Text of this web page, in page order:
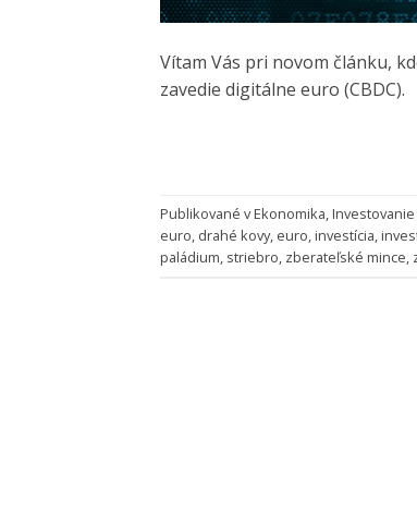
Vítam Vás pri novom článku,
zavedie digitálne euro (CBDC).
Publikované vEkonomika,
euro, drahé kovy, euro,investícia,
paládium, striebro, zberateľské mince,